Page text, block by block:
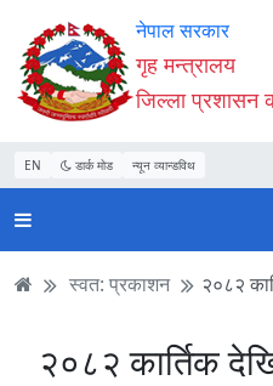
Accessibility
Mode
सुरु
गर्नुहोस्
सामाग्री
पढ्नुहाेस्
नेभिगेसन
पढ्नुहाेस्
वेबसाइट
खोजमा
जानुहोस्
नेपाल सरकार
गृह मन्त्रालय
जिल्ला प्रशासन
EN डार्क मोड न्यून व्यान्डविथ
स्वत: प्रकाशन २०८२
२०८२ कार्तिक